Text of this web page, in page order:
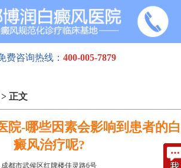
费咨询热线： 400-005-7879
> 正文
院-哪些因素会影响到患者的白
癜风治疗呢?
成都市武侯区红牌楼佳灵路6号